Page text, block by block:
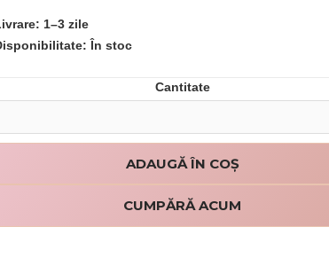
1–3 zile
În stoc
Cantitate
CUMPĂRĂ ACUM